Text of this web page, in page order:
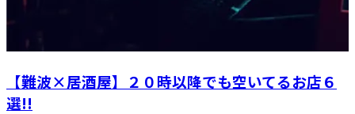
【難波×居酒屋】２０時以降でも空いてるお店６
選!!